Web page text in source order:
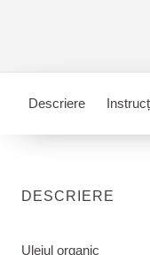
Descriere
DESCRIERE
Uleiul organic